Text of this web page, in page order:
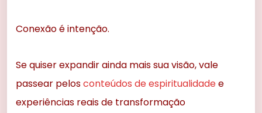
Conexão é intenção.
Se quiser expandir ainda mais sua visão, vale
passear pelosconteúdos de espiritualidadee
experiências reais de transformação